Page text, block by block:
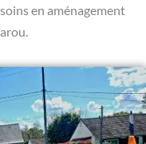
en aménagement